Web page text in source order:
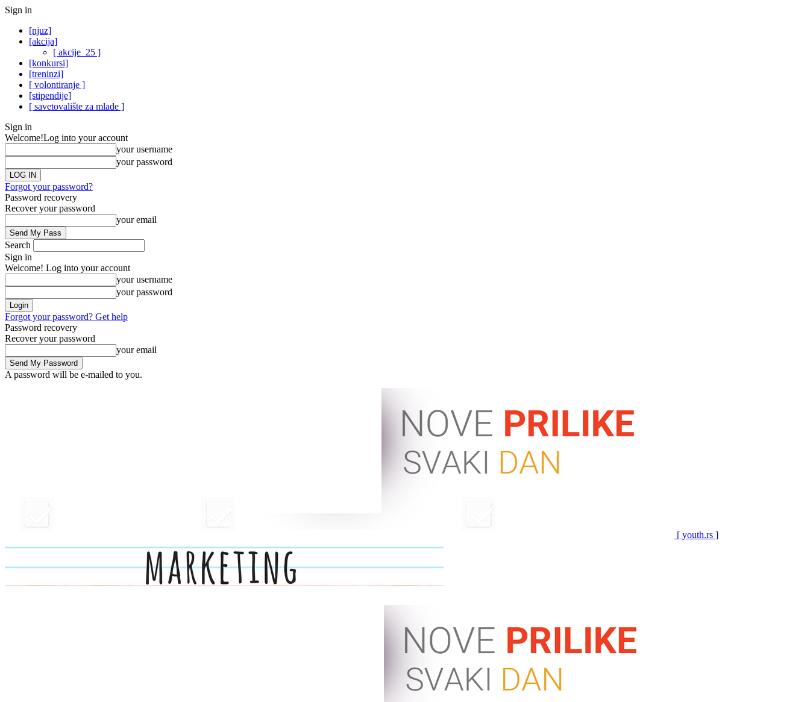
Sign in
[njuz]
[akcija]
[ akcije_25 ]
[konkursi]
[treninzi]
[ volontiranje ]
[stipendije]
[ savetovalište za mlade ]
Sign in
Welcome!Log into your account
your username
your password
Forgot your password?
Password recovery
Recover your password
your email
Search
Sign in
Welcome! Log into your account
your username
your password
Forgot your password? Get help
Password recovery
Recover your password
your email
A password will be e-mailed to you.
[ youth.rs ]